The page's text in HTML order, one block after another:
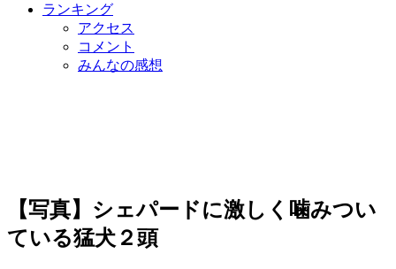
ランキング
アクセス
コメント
みんなの感想
【写真】シェパードに激しく噛みつい
ている猛犬２頭